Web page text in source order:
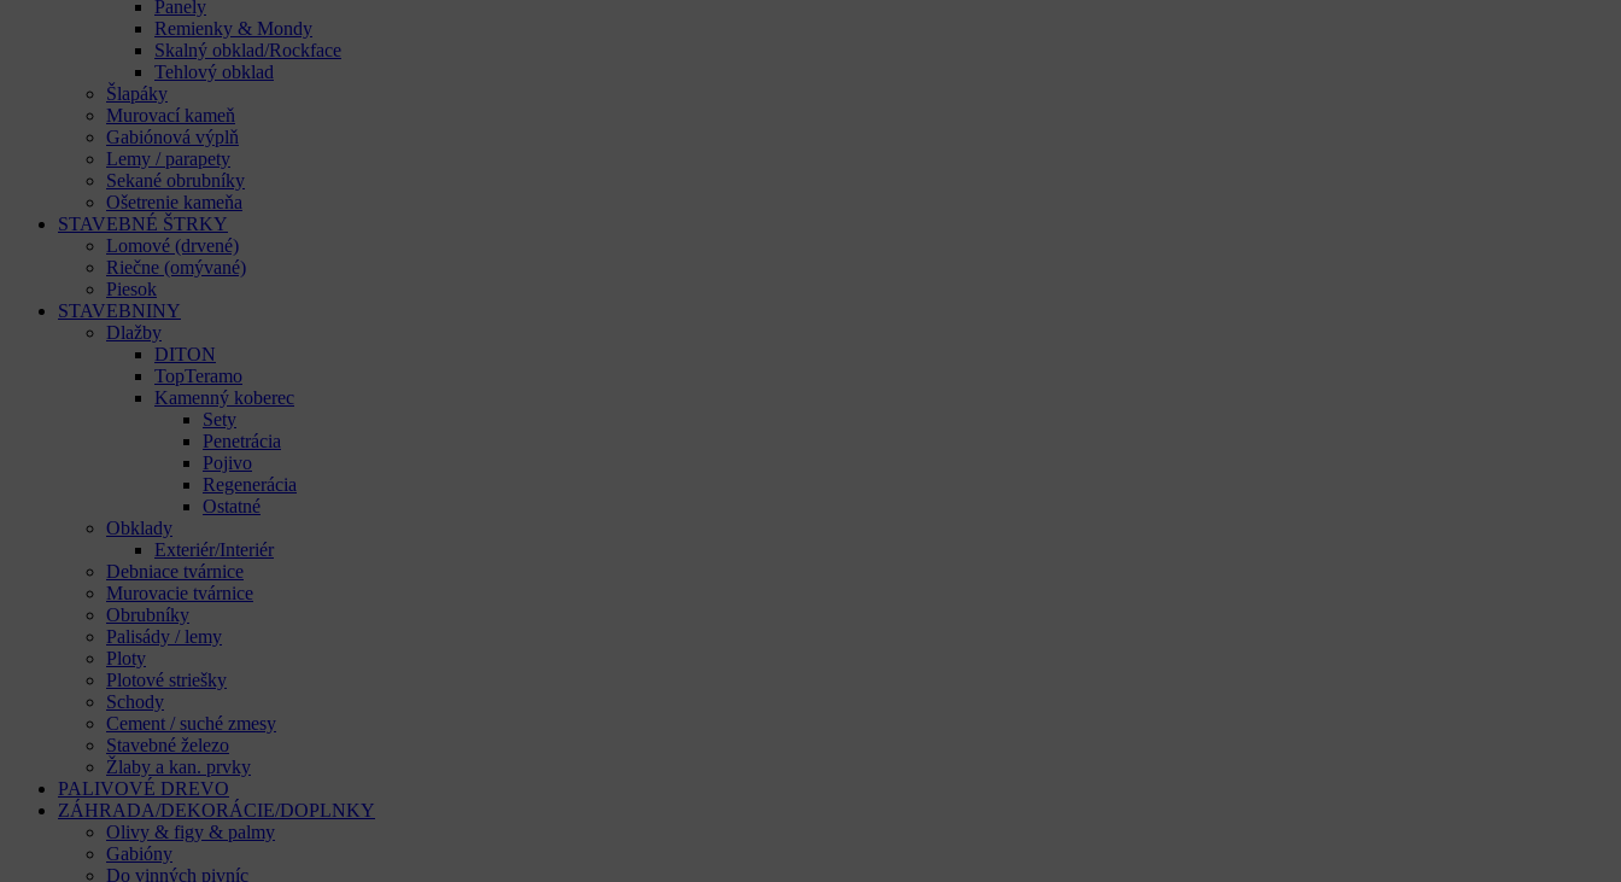
Panely
Remienky & Mondy
Skalný obklad/Rockface
Tehlový obklad
Šlapáky
Murovací kameň
Gabiónová výplň
Lemy / parapety
Sekané obrubníky
Ošetrenie kameňa
STAVEBNÉ ŠTRKY
Lomové (drvené)
Riečne (omývané)
Piesok
STAVEBNINY
Dlažby
DITON
TopTeramo
Kamenný koberec
Sety
Penetrácia
Pojivo
Regenerácia
Ostatné
Obklady
Exteriér/Interiér
Debniace tvárnice
Murovacie tvárnice
Obrubníky
Palisády / lemy
Ploty
Plotové striešky
Schody
Cement / suché zmesy
Stavebné železo
Žlaby a kan. prvky
PALIVOVÉ DREVO
ZÁHRADA/DEKORÁCIE/DOPLNKY
Olivy & figy & palmy
Gabióny
Do vinných pivníc